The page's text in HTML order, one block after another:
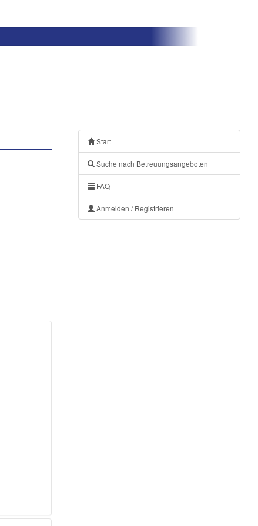
Start
Suche nach Betreuungsangeboten
FAQ
Anmelden / Registrieren